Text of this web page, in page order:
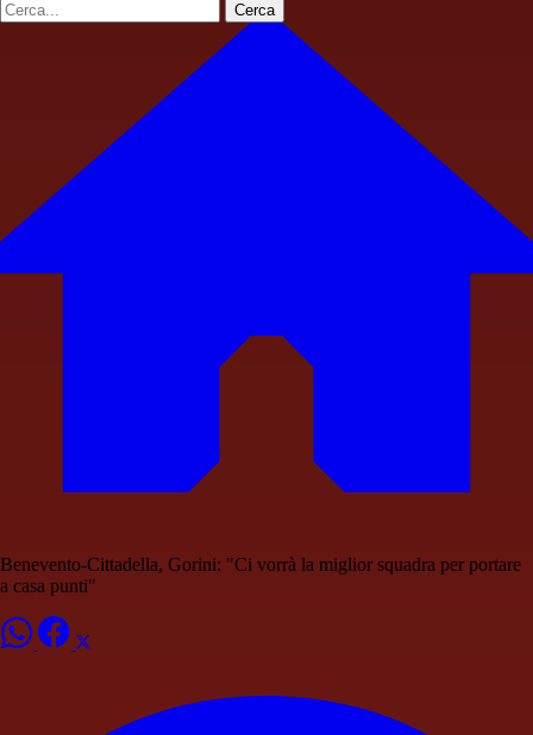
Cerca
Benevento-Cittadella, Gorini: "Ci vorrà la miglior squadra per portare
a casa punti"